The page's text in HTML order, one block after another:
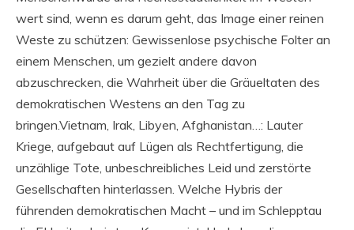
wert sind, wenn es darum geht, das Image einer reinen
Weste zu schützen: Gewissenlose psychische Folter an
einem Menschen, um gezielt andere davon
abzuschrecken, die Wahrheit über die Gräueltaten des
demokratischen Westens an den Tag zu
bringen.Vietnam, Irak, Libyen, Afghanistan…: Lauter
Kriege, aufgebaut auf Lügen als Rechtfertigung, die
unzählige Tote, unbeschreibliches Leid und zerstörte
Gesellschaften hinterlassen. Welche Hybris der
führenden demokratischen Macht – und im Schlepptau